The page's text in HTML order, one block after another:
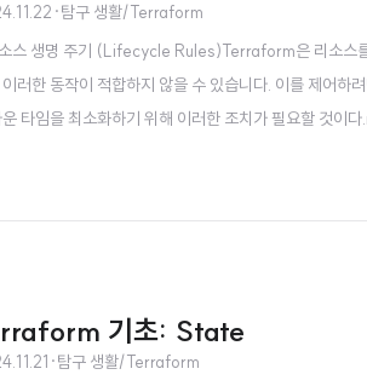
·탐구 생활/Terraform
스 생명 주기 (Lifecycle Rules)Terraform은 리소스
이러한 동작이 적합하지 않을 수 있습니다. 이를 제어
운 타임을 최소화하기 위해 이러한 조치가 필요할
기초: State
·탐구 생활/Terraform